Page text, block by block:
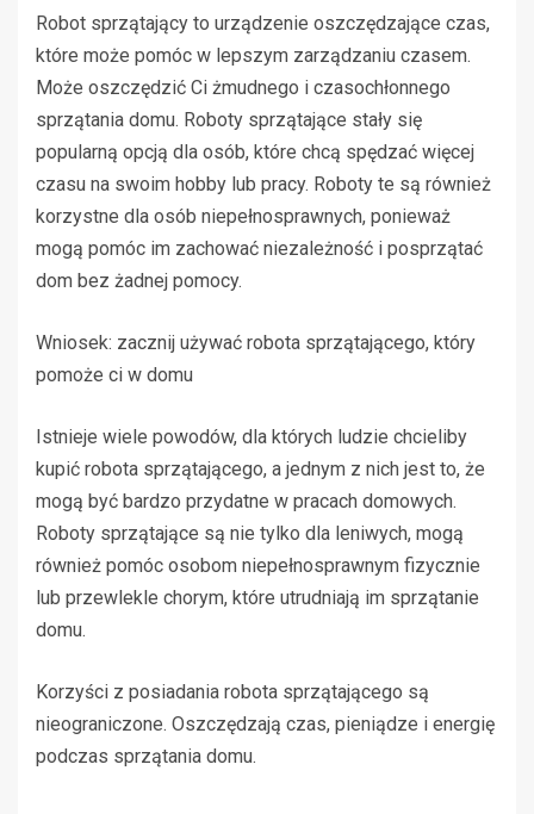
Robot sprzątający to urządzenie oszczędzające czas,
które może pomóc w lepszym zarządzaniu czasem.
Może oszczędzić Ci żmudnego i czasochłonnego
sprzątania domu. Roboty sprzątające stały się
popularną opcją dla osób, które chcą spędzać więcej
czasu na swoim hobby lub pracy. Roboty te są również
korzystne dla osób niepełnosprawnych, ponieważ
mogą pomóc im zachować niezależność i posprzątać
dom bez żadnej pomocy.
Wniosek: zacznij używać robota sprzątającego, który
pomoże ci w domu
Istnieje wiele powodów, dla których ludzie chcieliby
kupić robota sprzątającego, a jednym z nich jest to, że
mogą być bardzo przydatne w pracach domowych.
Roboty sprzątające są nie tylko dla leniwych, mogą
również pomóc osobom niepełnosprawnym fizycznie
lub przewlekle chorym, które utrudniają im sprzątanie
domu.
Korzyści z posiadania robota sprzątającego są
nieograniczone. Oszczędzają czas, pieniądze i energię
podczas sprzątania domu.